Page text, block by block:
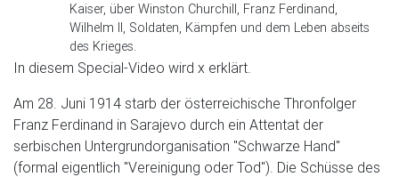
Kaiser, über Winston Churchill, Franz Ferdinand,
Wilhelm II, Soldaten, Kämpfen und dem Leben abseits
des Krieges.
In diesem Special-Video wird x erklärt.
Am 28. Juni 1914 starb der österreichische Thronfolger
Franz Ferdinand in Sarajevo durch ein Attentat der
serbischen Untergrundorganisation "Schwarze Hand"
(formal eigentlich "Vereinigung oder Tod"). Die Schüsse des